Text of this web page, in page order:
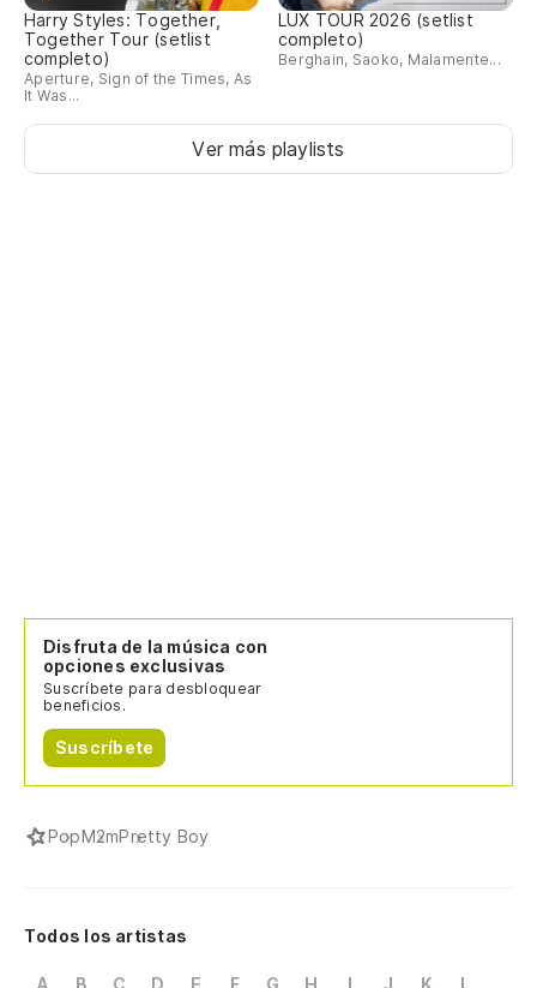
Harry Styles: Together,
Together Tour (setlist
completo)
Aperture, Sign of the Times, As
It Was...
LUX TOUR 2026 (setlist
completo)
Berghain, Saoko, Malamente...
Ver más playlists
Disfruta de la música con
opciones exclusivas
Suscríbete para desbloquear
beneficios.
Suscríbete
PopM2mPretty Boy
Todos los artistas